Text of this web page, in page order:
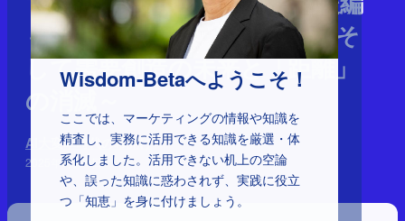
Wisdom-Betaへようこそ！
ここでは、マーケティングの情報や知識を
精査し、実務に活用できる知識を厳選・体
系化しました。活用できない机上の空論
や、誤った知識に惑わされず、実践に役立
つ「知恵」を身に付けましょう。
～生成AI、エージェントAI、そ
して需要創造の未来と「距離」
の消滅～
AI大変革時代の幕開け
2025年5月29日